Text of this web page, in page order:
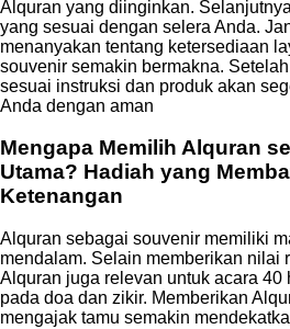
Alquran yang diinginkan.
yang sesuai dengan selera Anda.
menanyakan tentang ketersediaan
souvenir semakin bermakna.
sesuai instruksi dan produk akan
Anda dengan aman
Mengapa Memilih Alquran
Utama? Hadiah yang
Ketenangan
Alquran sebagai souvenir memiliki
mendalam. Selain memberikan nilai
Alquran juga relevan untuk acara 40
pada doa dan zikir. Memberikan
mengajak tamu semakin